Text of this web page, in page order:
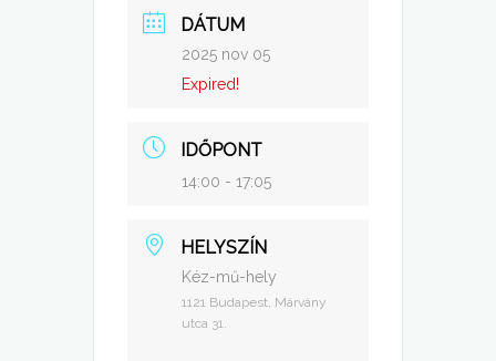
DÁTUM
2025 nov 05
Expired!
IDŐPONT
14:00 - 17:05
HELYSZÍN
Kéz-mű-hely
1121 Budapest, Márvány
utca 31.